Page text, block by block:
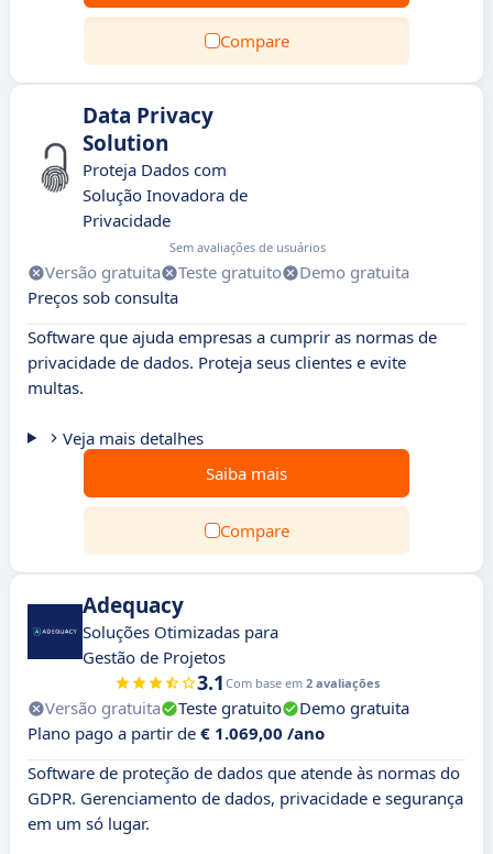
Compare
Data Privacy
Solution
Proteja Dados com
Solução Inovadora de
Privacidade
Sem avaliações de usuários
Versão gratuita Teste gratuito
Demo gratuita
Preços sob consulta
Software que ajuda empresas a cumprir as normas de
privacidade de dados. Proteja seus clientes e evite
multas.
Veja mais detalhes
Saiba mais
Compare
Adequacy
Soluções Otimizadas para
Gestão de Projetos
3.1 Com base em 2 avaliações
Versão gratuita Teste gratuito
Demo gratuita
Plano pago a partir de € 1.069,00 /ano
Software de proteção de dados que atende às normas do
GDPR. Gerenciamento de dados, privacidade e segurança
em um só lugar.